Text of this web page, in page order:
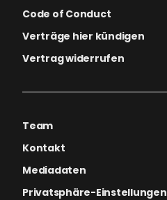
Code of Conduct
Verträge hier kündigen
Vertrag widerrufen
Team
Kontakt
Mediadaten
Privatsphäre-Einstellungen